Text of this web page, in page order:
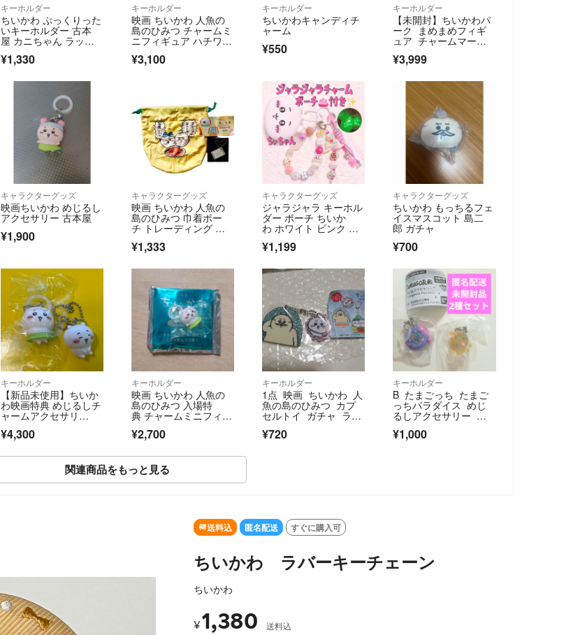
キーホルダー
ちいかわ ぷっくりった
いキーホルダー 古本
屋 カニちゃん ラッコ 2
個セット キーホルダ
ー ぷっくりったい
¥1,330
キーホルダー
映画 ちいかわ 人魚の
島のひみつ チャームミ
ニフィギュア ハチワ
レ 劇場版
¥3,100
キーホルダー
ちいかわキャンディチ
ャーム
¥550
キーホルダー
【未開封】ちいかわパ
ーク まめまめフィギ
ュア チャームマーカ
ー ハチワレ
¥3,999
キャラクターグッズ
映画ちいかわ めじるし
アクセサリー 古本屋
¥1,900
キャラクターグッズ
映画 ちいかわ 人魚の
島のひみつ 巾着ポー
チ トレーディング ア
レ うさぎ カニちゃ
¥1,333
キャラクターグッズ
ジャラジャラ キーホル
ダー ポーチ ちいか
わ ホワイト ピンク チ
ャーム キーホルダ
¥1,199
キャラクターグッズ
ちいかわ もっちるフェ
イスマスコット 島二
郎 ガチャ
¥700
キーホルダー
【新品未使用】ちいか
わ映画特典 めじるしチ
ャームアクセサリ
¥4,300
キーホルダー
映画 ちいかわ 人魚の
島のひみつ 入場特
典 チャームミニフィギ
¥2,700
キーホルダー
1点 映画 ちいかわ 人
魚の島のひみつ カプ
セルトイ ガチャ ラメ
ー キーホルダー
¥720
キーホルダー
B たまごっち たまご
っちパラダイス めじ
るしアクセサリー ぽ
¥1,000
関連商品をもっと見る
SOLD OUT
送料込 匿名配送 すぐに購入可
ちいかわ ラバーキーチェーン
ちいかわ
¥1,380 送料込